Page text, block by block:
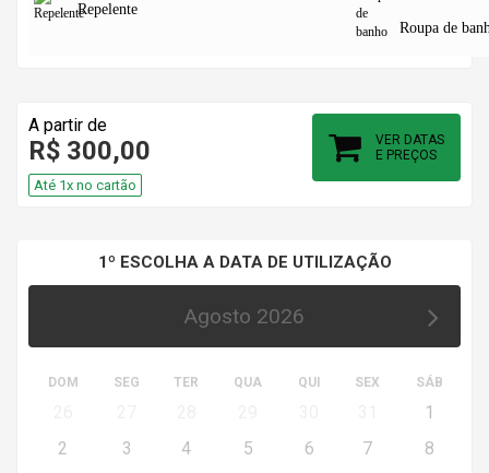
Repelente
Roupa de
A partir de
R$ 300,00
Até 1x no cartão
VER DATAS
E PREÇOS
1º ESCOLHA A DATA DE UTILIZAÇÃO
Agosto 2026
DOM SEG TER QUA QUI SEX SÁB
1
2
3 4 5 6 7
8